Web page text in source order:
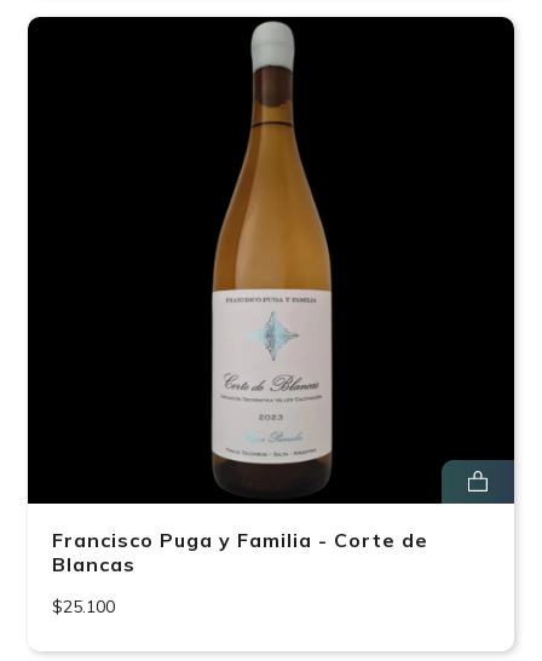
Francisco Puga y Familia - Corte de
Blancas
$25.100